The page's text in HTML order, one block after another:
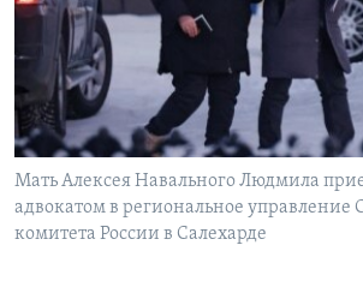
Мать Алексея Навального Людмила
адвокатом в региональное управление
комитета России в Салехарде